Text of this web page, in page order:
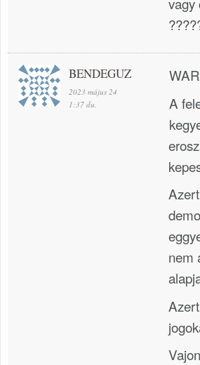
BENDEGUZ
2023 május 24
1:37 du.
A
nem